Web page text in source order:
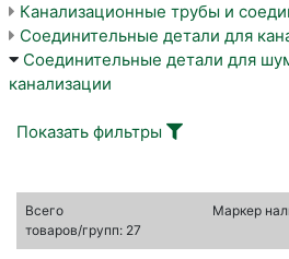
Канализационные трубы и
Соединительные детали для
Соединительные детали для
канализации
Показать фильтры
Всего
товаров/групп: 27
Маркер